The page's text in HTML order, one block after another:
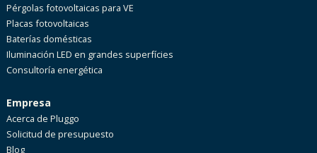
Pérgolas fotovoltaicas para VE
Placas fotovoltaicas
Baterías domésticas
Iluminación LED en grandes superfícies
Consultoría energética
Empresa
Acerca de Pluggo
Solicitud de presupuesto
Blog